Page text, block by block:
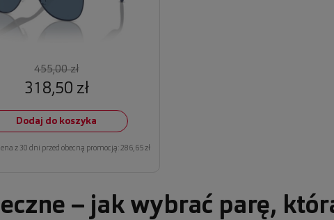
455,00 zł
318,50 zł
Dodaj do koszyka
z 30 dni przed obecną promocją: 286,65 zł
– jak wybrać parę,